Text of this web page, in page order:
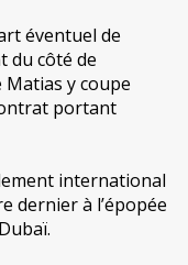
éventuel de
du côté de
y coupe
portant
international
dernier à l’épopée